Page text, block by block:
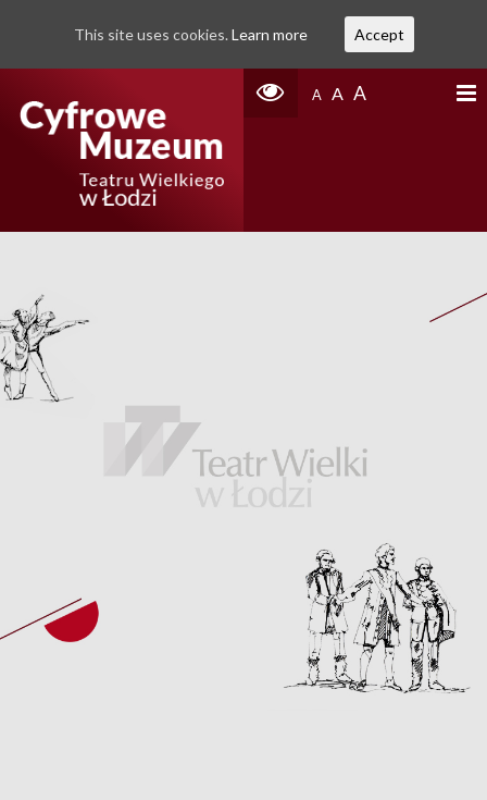
A A A
This site uses cookies. Learn more Accept